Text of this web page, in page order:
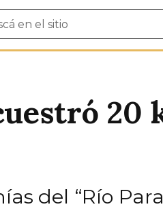
20
del “Río